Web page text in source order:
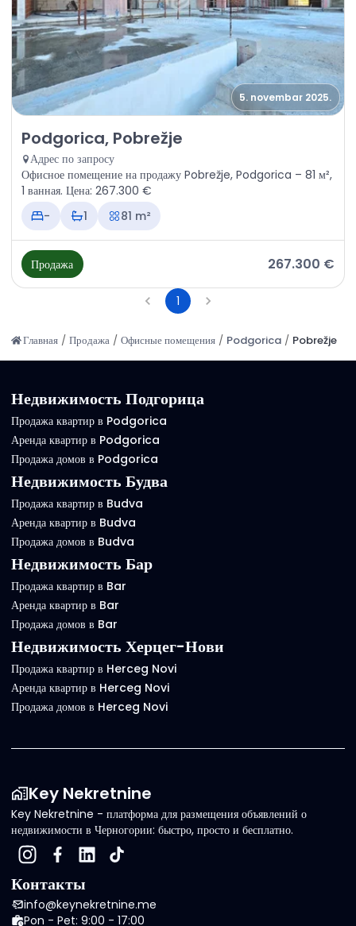
5. novembar 2025.
Продажа - Офисное помещение Podgorica, Pobrežje
Podgorica, Pobrežje
Адрес по запросу
Офисное помещение на продажу Pobrežje, Podgorica – 81 м²,
1 ванная. Цена: 267.300 €
-
1 81 m²
Продажа 267.300 €
1
Главная / Продажа / Офисные помещения / Podgorica / Pobrežje
Недвижимость Подгорица
Продажа квартир в Podgorica
Аренда квартир в Podgorica
Продажа домов в Podgorica
Недвижимость Будва
Продажа квартир в Budva
Аренда квартир в Budva
Продажа домов в Budva
Недвижимость Бар
Продажа квартир в Bar
Аренда квартир в Bar
Продажа домов в Bar
Недвижимость Херцег-Нови
Продажа квартир в Herceg Novi
Аренда квартир в Herceg Novi
Продажа домов в Herceg Novi
Key Nekretnine
Key Nekretnine - платформа для размещения объявлений о
недвижимости в Черногории: быстро, просто и бесплатно.
Контакты
info@keynekretnine.me
Pon - Pet: 9:00 - 17:00